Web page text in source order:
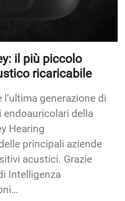
il più piccolo
ricaricabile
l’ultima generazione di
della
Hearing
principali aziende
acustici. Grazie
Intelligenza